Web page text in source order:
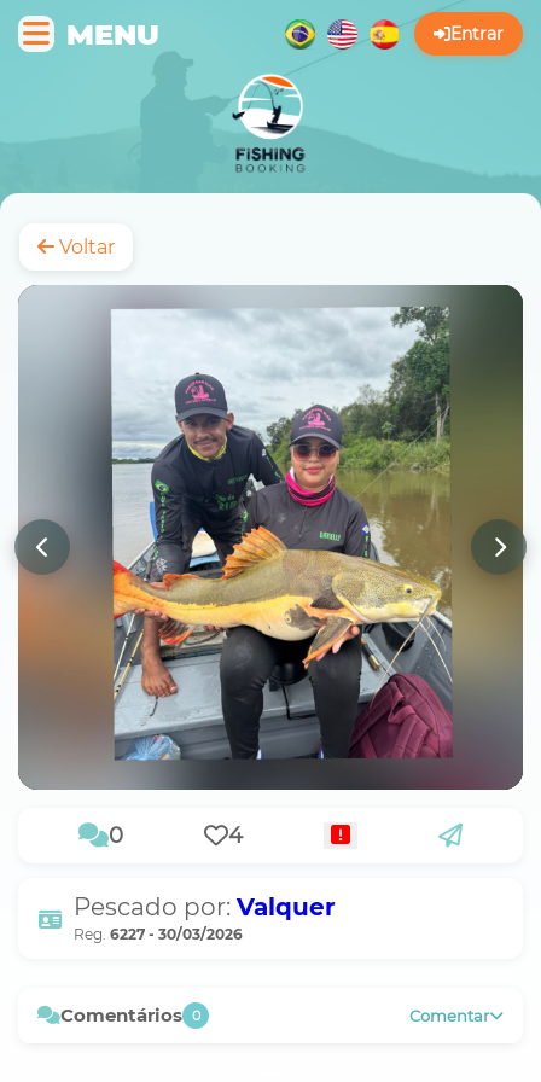
MENU Entrar
Voltar
0 4
Pescado por: Valquer
Reg. 6227 - 30/03/2026
Comentários 0 Comentar